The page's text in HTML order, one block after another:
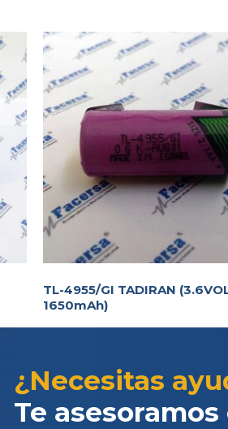
TL-4955/GI TADIRAN
1650mAh)
¿Necesitas
Te